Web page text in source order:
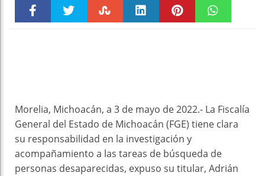
Morelia, Michoacán, a 3 de mayo de 2022.- La Fiscalía
General del Estado de Michoacán (FGE) tiene clara
su responsabilidad en la investigación y
acompañamiento a las tareas de búsqueda de
personas desaparecidas, expuso su titular, Adrián